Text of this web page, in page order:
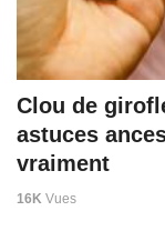
Clou de
astuces
vraiment
16K Vues